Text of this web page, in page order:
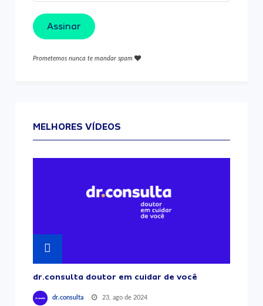
Assinar
Prometemos nunca te mandar spam
MELHORES VÍDEOS
dr.consulta doutor em cuidar de você
dr.consulta 23, ago de 2024